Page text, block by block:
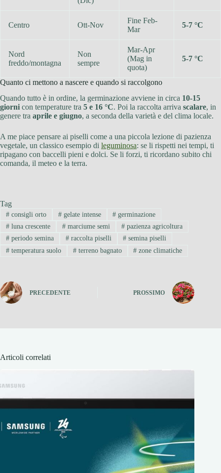
Centro Ott-Nov
Fine Feb-
Mar
5-7 °C
Nord
freddo/montagna
Non
sempre
Mar-Apr
(Mag in
quota)
5-7 °C
Quanto ci mettono a nascere e quando si raccolgono
Quando tutto è in ordine, la germinazione avviene in circa 10-15
giorni con temperature tra 5 e 16 °C. Poi la raccolta arriva scalare, in
genere tra aprile e giugno, a seconda della varietà e del clima locale.
A me piace pensare ai piselli come a una piccola lezione di pazienza
vegetale, un classico esempio di leguminosa: se li rispetti nei tempi, ti
ripagano con baccelli pieni e dolci. Se li forzi, ti ricordano subito chi
comanda, il meteo e la terra.
Tag
#consigli orto #gelate intense # germinazione
#luna crescente #marciume semi # pazienza agricoltura
#periodo semina #raccolta piselli # semina piselli
#temperatura suolo #terreno bagnato # zone climatiche
PRECEDENTE PROSSIMO
Articoli correlati